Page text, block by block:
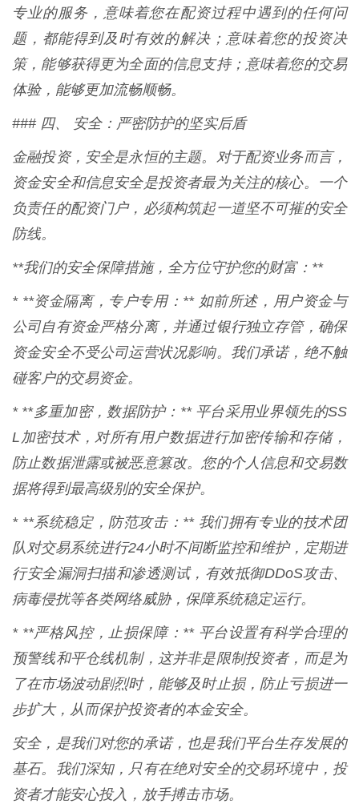
专业的服务，意味着您在配资过程中遇到的任何问
题，都能得到及时有效的解决；意味着您的投资决
策，能够获得更为全面的信息支持；意味着您的交易
体验，能够更加流畅顺畅。
### 四、 安全：严密防护的坚实后盾
金融投资，安全是永恒的主题。对于配资业务而言，
资金安全和信息安全是投资者最为关注的核心。一个
负责任的配资门户，必须构筑起一道坚不可摧的安全
防线。
**我们的安全保障措施，全方位守护您的财富：**
* **资金隔离，专户专用：** 如前所述，用户资金与
公司自有资金严格分离，并通过银行独立存管，确保
资金安全不受公司运营状况影响。我们承诺，绝不触
碰客户的交易资金。
* **多重加密，数据防护：** 平台采用业界领先的SS
L加密技术，对所有用户数据进行加密传输和存储，
防止数据泄露或被恶意篡改。您的个人信息和交易数
据将得到最高级别的安全保护。
* **系统稳定，防范攻击：** 我们拥有专业的技术团
队对交易系统进行24小时不间断监控和维护，定期进
行安全漏洞扫描和渗透测试，有效抵御DDoS攻击、
病毒侵扰等各类网络威胁，保障系统稳定运行。
* **严格风控，止损保障：** 平台设置有科学合理的
预警线和平仓线机制，这并非是限制投资者，而是为
了在市场波动剧烈时，能够及时止损，防止亏损进一
步扩大，从而保护投资者的本金安全。
安全，是我们对您的承诺，也是我们平台生存发展的
基石。我们深知，只有在绝对安全的交易环境中，投
资者才能安心投入，放手搏击市场。